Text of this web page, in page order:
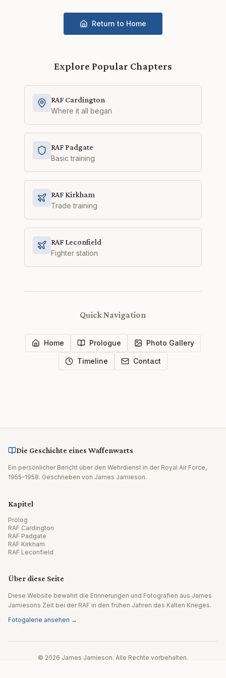
Return to Home
Explore Popular Chapters
RAF Cardington
Where it all began
RAF Padgate
Basic training
RAF Kirkham
Trade training
RAF Leconfield
Fighter station
Quick Navigation
Home Prologue Photo Gallery
Timeline Contact
Die Geschichte eines Waffenwarts
Ein persönlicher Bericht über den Wehrdienst in der Royal Air Force,
1955–1958. Geschrieben von James Jamieson.
Kapitel
Prolog
RAF Cardington
RAF Padgate
RAF Kirkham
RAF Leconfield
Über diese Seite
Diese Website bewahrt die Erinnerungen und Fotografien aus James
Jamiesons Zeit bei der RAF in den frühen Jahren des Kalten Krieges.
Fotogalerie ansehen →
© 2026 James Jamieson. Alle Rechte vorbehalten.